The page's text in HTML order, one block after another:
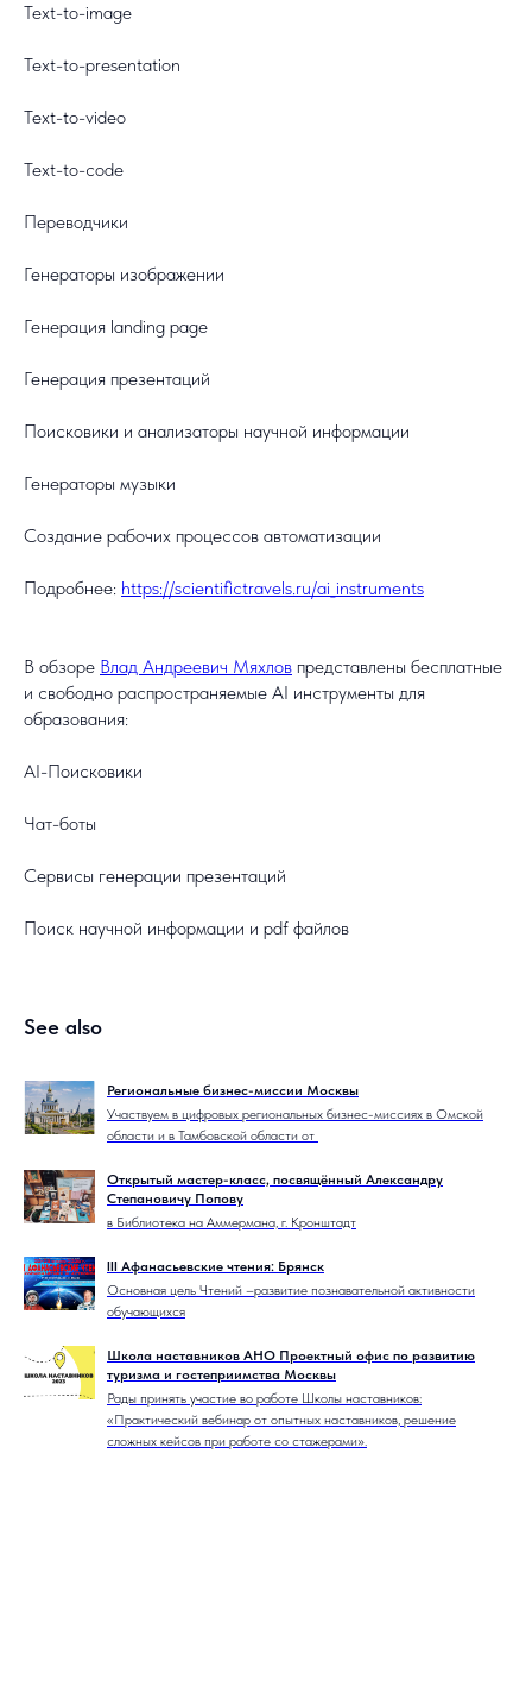
Text-to-image
Text-to-presentation
Text-to-video
Text-to-code
Переводчики
Генераторы изображении
Генерация landing page
Генерация презентаций
Поисковики и анализаторы научной информации
Генераторы музыки
Cоздание рабочих процессов автоматизации
Подробнее: https://scientifictravels.ru/ai_instruments
В обзоре Влад Андреевич Мяхлов представлены бесплатные
и свободно распространяемые AI инструменты для
образования:
AI-Поисковики
Чат-боты
Сервисы генерации презентаций
Поиск научной информации и pdf файлов
See also
Региональные бизнес-миссии Москвы
Участвуем в цифровых региональных бизнес-миссиях в Омской
области и в Тамбовской области от
Открытый мастер-класс, посвящённый Александру
Степановичу Попову
в Библиотека на Аммермана, г. Кронштадт
III Афанасьевские чтения: Брянск
Основная цель Чтений –развитие познавательной активности
обучающихся
Школа наставников АНО Проектный офис по развитию
туризма и гостеприимства Москвы
Рады принять участие во работе Школы наставников:
«Практический вебинар от опытных наставников, решение
сложных кейсов при работе со стажерами».